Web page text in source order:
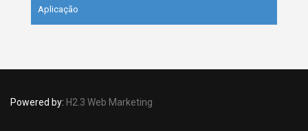
Aplicação
Powered by: H2.3 Web Marketing